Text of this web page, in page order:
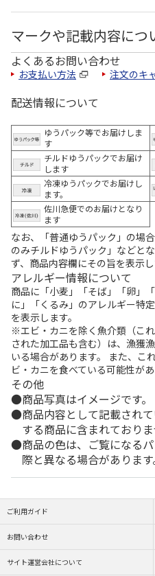
マークや記載内容につ
よくあるお問い合わせ
お支払い方法 注文のキ
配送情報について
ゆうパック等でお届けしま
す
チルドゆうパックでお届け
します
冷凍ゆうパックでお届けし
ます。
佐川急便でのお届けとなり
ます
なお、「普通ゆうパック」の場
のみチルドゆうパック」などと
ず、商品内容欄にその旨を表示し
アレルギー情報について
商品に「小麦」「そば」「卵」
に」「くるみ」のアレルギー特
を表示します。
※エビ・カニを除く魚介類（こ
された加工品も含む）は、漁獲
いる場合があります。 また、こ
ビ・カニを食べている可能性があ
その他
商品写真はイメージです。
商品内容として記載され
する商品に含まれておりま
商品の色は、ご覧になる
際と異なる場合があります
ご利用ガイド
お問い合わせ
サイト運営会社について